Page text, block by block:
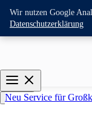
Wir nutzen Google
Datenschutzerklärung
Portale
Neu Service für